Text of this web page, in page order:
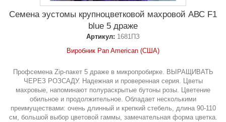
Семена эустомы крупноцветковой махровой АВС F1
blue 5 драже
Артикул: 1681ПЗ
Виробник Pan American (США)
Профсемена Zip-пакет 5 драже в микропробирке. ВЫРАЩИВАТЬ
ЧЕРЕЗ РОЗСАДУ. Надежная и проверенная серия. Цветы
махровые, напоминают полураскрытые бутоны розы. Цветение
обильное и продолжительное. Обладает несколькими
преимуществами: очень длинный и крепкий стебель, длина 90-110
см, большой выбор цветовой гаммы, замечательная форма цветка.